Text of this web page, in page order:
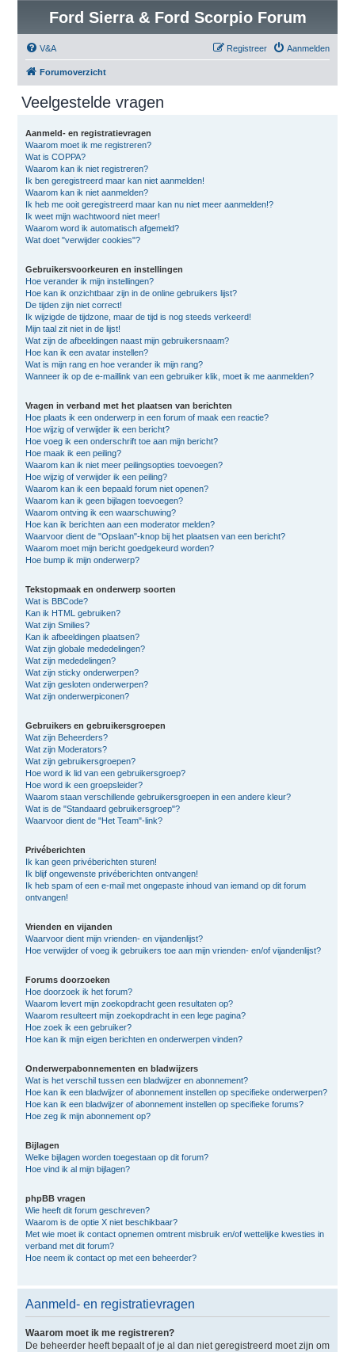
Ford Sierra & Ford Scorpio Forum
V&A Aanmelden
Registreer
Forumoverzicht
Veelgestelde vragen
Aanmeld- en registratievragen
Waarom moet ik me registreren?
Wat is COPPA?
Waarom kan ik niet registreren?
Ik ben geregistreerd maar kan niet aanmelden!
Waarom kan ik niet aanmelden?
Ik heb me ooit geregistreerd maar kan nu niet meer aanmelden!?
Ik weet mijn wachtwoord niet meer!
Waarom word ik automatisch afgemeld?
Wat doet "verwijder cookies"?
Gebruikersvoorkeuren en instellingen
Hoe verander ik mijn instellingen?
Hoe kan ik onzichtbaar zijn in de online gebruikers lijst?
De tijden zijn niet correct!
Ik wijzigde de tijdzone, maar de tijd is nog steeds verkeerd!
Mijn taal zit niet in de lijst!
Wat zijn de afbeeldingen naast mijn gebruikersnaam?
Hoe kan ik een avatar instellen?
Wat is mijn rang en hoe verander ik mijn rang?
Wanneer ik op de e-maillink van een gebruiker klik, moet ik me aanmelden?
Vragen in verband met het plaatsen van berichten
Hoe plaats ik een onderwerp in een forum of maak een reactie?
Hoe wijzig of verwijder ik een bericht?
Hoe voeg ik een onderschrift toe aan mijn bericht?
Hoe maak ik een peiling?
Waarom kan ik niet meer peilingsopties toevoegen?
Hoe wijzig of verwijder ik een peiling?
Waarom kan ik een bepaald forum niet openen?
Waarom kan ik geen bijlagen toevoegen?
Waarom ontving ik een waarschuwing?
Hoe kan ik berichten aan een moderator melden?
Waarvoor dient de "Opslaan"-knop bij het plaatsen van een bericht?
Waarom moet mijn bericht goedgekeurd worden?
Hoe bump ik mijn onderwerp?
Tekstopmaak en onderwerp soorten
Wat is BBCode?
Kan ik HTML gebruiken?
Wat zijn Smilies?
Kan ik afbeeldingen plaatsen?
Wat zijn globale mededelingen?
Wat zijn mededelingen?
Wat zijn sticky onderwerpen?
Wat zijn gesloten onderwerpen?
Wat zijn onderwerpiconen?
Gebruikers en gebruikersgroepen
Wat zijn Beheerders?
Wat zijn Moderators?
Wat zijn gebruikersgroepen?
Hoe word ik lid van een gebruikersgroep?
Hoe word ik een groepsleider?
Waarom staan verschillende gebruikersgroepen in een andere kleur?
Wat is de "Standaard gebruikersgroep"?
Waarvoor dient de "Het Team"-link?
Privéberichten
Ik kan geen privéberichten sturen!
Ik blijf ongewenste privéberichten ontvangen!
Ik heb spam of een e-mail met ongepaste inhoud van iemand op dit forum
ontvangen!
Vrienden en vijanden
Waarvoor dient mijn vrienden- en vijandenlijst?
Hoe verwijder of voeg ik gebruikers toe aan mijn vrienden- en/of vijandenlijst?
Forums doorzoeken
Hoe doorzoek ik het forum?
Waarom levert mijn zoekopdracht geen resultaten op?
Waarom resulteert mijn zoekopdracht in een lege pagina?
Hoe zoek ik een gebruiker?
Hoe kan ik mijn eigen berichten en onderwerpen vinden?
Onderwerpabonnementen en bladwijzers
Wat is het verschil tussen een bladwijzer en abonnement?
Hoe kan ik een bladwijzer of abonnement instellen op specifieke onderwerpen?
Hoe kan ik een bladwijzer of abonnement instellen op specifieke forums?
Hoe zeg ik mijn abonnement op?
Bijlagen
Welke bijlagen worden toegestaan op dit forum?
Hoe vind ik al mijn bijlagen?
phpBB vragen
Wie heeft dit forum geschreven?
Waarom is de optie X niet beschikbaar?
Met wie moet ik contact opnemen omtrent misbruik en/of wettelijke kwesties in
verband met dit forum?
Hoe neem ik contact op met een beheerder?
Aanmeld- en registratievragen
Waarom moet ik me registreren?
De beheerder heeft bepaalt of je al dan niet geregistreerd moet zijn om